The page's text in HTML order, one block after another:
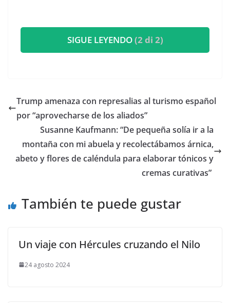
SIGUE LEYENDO(2 di 2)
Trump amenaza con represalias al turismo español
por “aprovecharse de los aliados”
​Susanne Kaufmann: “De pequeña solía ir a la
montaña con mi abuela y recolectábamos árnica,
abeto y flores de caléndula para elaborar tónicos y
cremas curativas”
También te puede gustar
Un viaje con Hércules cruzando el Nilo
24 agosto 2024